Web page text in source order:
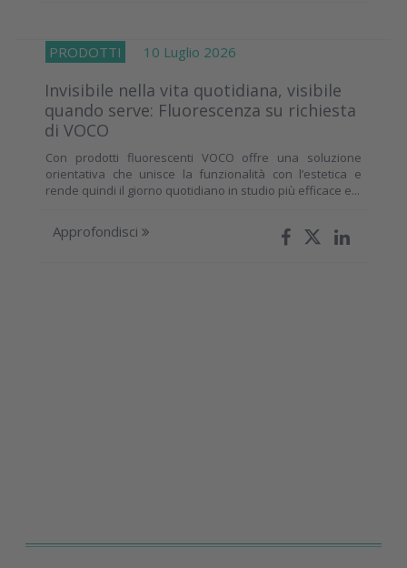
PRODOTTI 10 Luglio 2026
Invisibile nella vita quotidiana, visibile
quando serve: Fluorescenza su richiesta
di VOCO
Con prodotti fluorescenti VOCO offre una soluzione
orientativa che unisce la funzionalità con l’estetica e
rende quindi il giorno quotidiano in studio più efficace e...
Approfondisci